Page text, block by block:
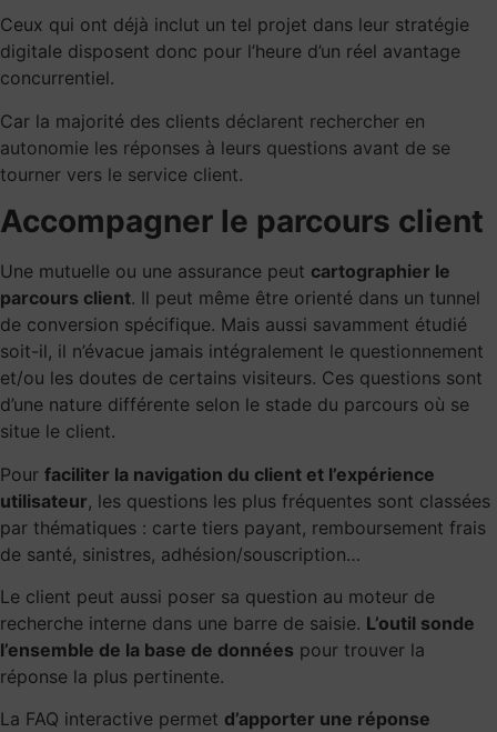
Ceux qui ont déjà inclut un tel projet dans leur stratégie
digitale disposent donc pour l’heure d’un réel avantage
concurrentiel.
Car la majorité des clients déclarent rechercher en
autonomie les réponses à leurs questions avant de se
tourner vers le service client.
Accompagner le parcours client
Une mutuelle ou une assurance peut cartographier le
parcours client. Il peut même être orienté dans un tunnel
de conversion spécifique. Mais aussi savamment étudié
soit-il, il n’évacue jamais intégralement le questionnement
et/ou les doutes de certains visiteurs. Ces questions sont
d’une nature différente selon le stade du parcours où se
situe le client.
Pour faciliter la navigation du client et l’expérience
utilisateur, les questions les plus fréquentes sont classées
par thématiques : carte tiers payant, remboursement frais
de santé, sinistres, adhésion/souscription…
Le client peut aussi poser sa question au moteur de
recherche interne dans une barre de saisie. L’outil sonde
l’ensemble de la base de données pour trouver la
réponse la plus pertinente.
La FAQ interactive permet d’apporter une réponse